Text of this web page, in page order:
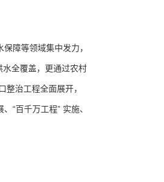
障等领域集中发力，
全覆盖，更通过农村
治工程全面展开，
“百千万工程” 实施、